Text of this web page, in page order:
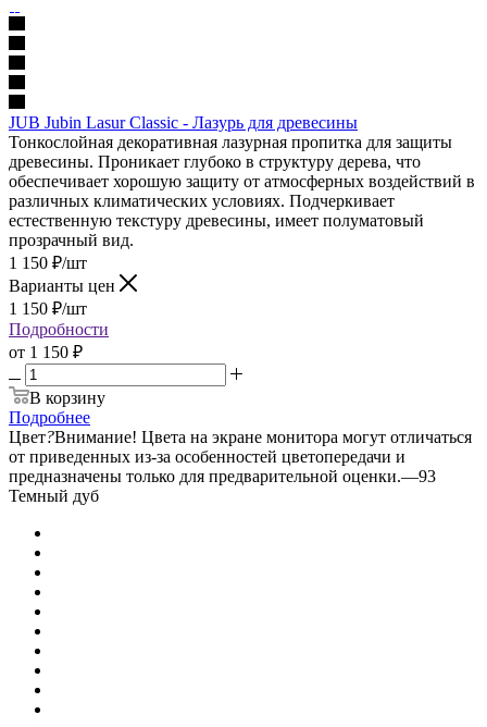
JUB Jubin Lasur Classic - Лазурь для древесины
Тонкослойная декоративная лазурная пропитка для защиты
древесины. Проникает глубоко в структуру дерева, что
обеспечивает хорошую защиту от атмосферных воздействий в
различных климатических условиях. Подчеркивает
естественную текстуру древесины, имеет полуматовый
прозрачный вид.
1 150 ₽/шт
Варианты цен
1 150 ₽/шт
Подробности
от 1 150 ₽
В корзину
Подробнее
Цвет?Внимание! Цвета на экране монитора могут отличаться
от приведенных из-за особенностей цветопередачи и
предназначены только для предварительной оценки.—93
Темный дуб